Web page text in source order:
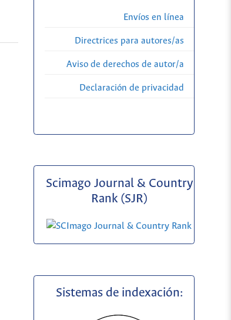
Envíos en línea
Directrices para autores/as
Aviso de derechos de autor/a
Declaración de privacidad
Scimago Journal & Country
Rank (SJR)
Sistemas de indexación: